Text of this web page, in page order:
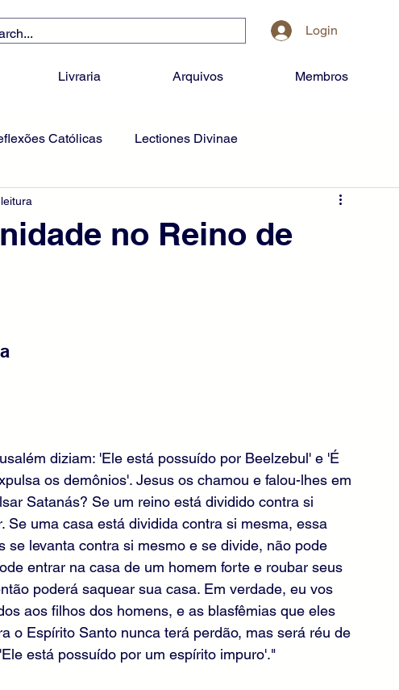
Login
Livraria Arquivos Membros
Católicas Lectiones Divinae
no Reino de
diziam: 'Ele está possuído por Beelzebul' e 'É
os demônios'. Jesus os chamou e falou-lhes em
Satanás? Se um reino está dividido contra si
Se uma casa está dividida contra si mesma, essa
se levanta contra si mesmo e se divide, não pode
entrar na casa de um homem forte e roubar seus
poderá saquear sua casa. Em verdade, eu vos
aos filhos dos homens, e as blasfêmias que eles
o Espírito Santo nunca terá perdão, mas será réu de
está possuído por um espírito impuro'."